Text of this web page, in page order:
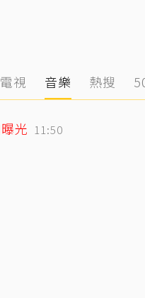
電視 音樂 熱搜